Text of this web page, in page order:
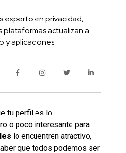
experto en privacidad,
plataformas actualizan a
y aplicaciones
tu perfil es lo
o poco interesante para
lo encuentren atractivo,
que todos podemos ser